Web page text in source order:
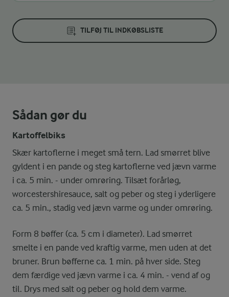
TILFØJ TIL INDKØBSLISTE
Sådan gør du
Kartoffelbiks
Skær kartoflerne i meget små tern. Lad smørret blive
gyldent i en pande og steg kartoflerne ved jævn varme
i ca. 5 min. - under omrøring. Tilsæt forårløg,
worcestershiresauce, salt og peber og steg i yderligere
ca. 5 min., stadig ved jævn varme og under omrøring.
Form 8 bøffer (ca. 5 cm i diameter). Lad smørret
smelte i en pande ved kraftig varme, men uden at det
bruner. Brun bøfferne ca. 1 min. på hver side. Steg
dem færdige ved jævn varme i ca. 4 min. - vend af og
til. Drys med salt og peber og hold dem varme.